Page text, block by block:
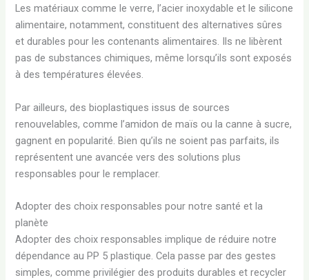
Les matériaux comme le verre, l’acier inoxydable et le silicone
alimentaire, notamment, constituent des alternatives sûres
et durables pour les contenants alimentaires. Ils ne libèrent
pas de substances chimiques, même lorsqu’ils sont exposés
à des températures élevées.
Par ailleurs, des bioplastiques issus de sources
renouvelables, comme l’amidon de maïs ou la canne à sucre,
gagnent en popularité. Bien qu’ils ne soient pas parfaits, ils
représentent une avancée vers des solutions plus
responsables pour le remplacer.
Adopter des choix responsables pour notre santé et la
planète
Adopter des choix responsables implique de réduire notre
dépendance au PP 5 plastique. Cela passe par des gestes
simples, comme privilégier des produits durables et recycler